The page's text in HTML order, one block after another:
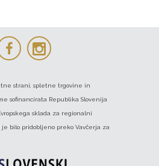
strani, spletne trgovine in
sofinancirata Republika Slovenija
sklada za regionalni
je bilo pridobljeno preko Vavčerja za